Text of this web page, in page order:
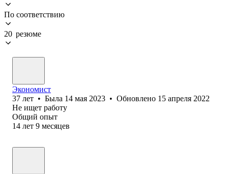
По соответствию
20 резюме
Экономист
37 лет • Была 14 мая 2023 • Обновлено 15 апреля 2022
Не ищет работу
Общий опыт
14 лет 9 месяцев